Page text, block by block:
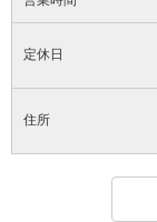
定休日
住所